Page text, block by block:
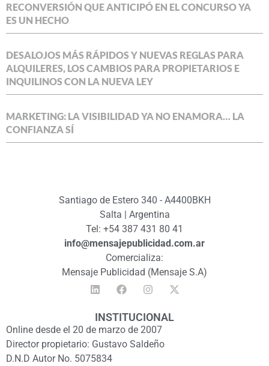
RECONVERSIÓN QUE ANTICIPÓ EN EL CONCURSO YA
ES UN HECHO
DESALOJOS MÁS RÁPIDOS Y NUEVAS REGLAS PARA
ALQUILERES, LOS CAMBIOS PARA PROPIETARIOS E
INQUILINOS CON LA NUEVA LEY
MARKETING: LA VISIBILIDAD YA NO ENAMORA… LA
CONFIANZA SÍ
Santiago de Estero 340 - A4400BKH
Salta | Argentina
Tel: +54 387 431 80 41
info@mensajepublicidad.com.ar
Comercializa:
Mensaje Publicidad (Mensaje S.A)
INSTITUCIONAL
Online desde el 20 de marzo de 2007
Director propietario: Gustavo Saldeño
D.N.D Autor No. 5075834